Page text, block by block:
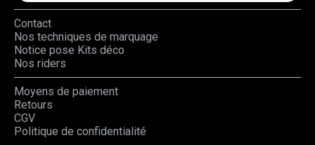
Contact
Nos techniques de marquage
Notice pose Kits déco
Nos riders
Moyens de paiement
Retours
CGV
Politique de confidentialité